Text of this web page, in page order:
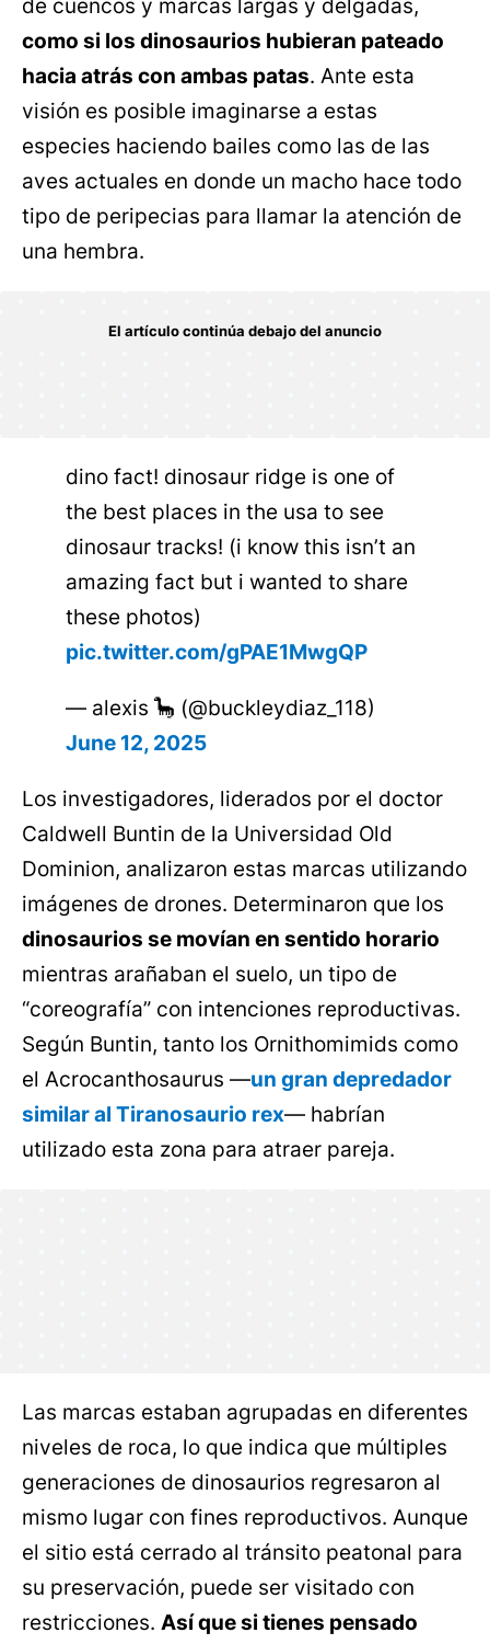
de cuencos y marcas largas y delgadas,
como si los dinosaurios hubieran pateado
hacia atrás con ambas patas. Ante esta
visión es posible imaginarse a estas
especies haciendo bailes como las de las
aves actuales en donde un macho hace todo
tipo de peripecias para llamar la atención de
una hembra.
dino fact! dinosaur ridge is one of
the best places in the usa to see
dinosaur tracks! (i know this isn’t an
amazing fact but i wanted to share
these photos)
pic.twitter.com/gPAE1MwgQP
— alexis 🦕 (@buckleydiaz_118)
June 12, 2025
Los investigadores, liderados por el doctor
Caldwell Buntin de la Universidad Old
Dominion, analizaron estas marcas utilizando
imágenes de drones. Determinaron que los
dinosaurios se movían en sentido horario
mientras arañaban el suelo, un tipo de
“coreografía” con intenciones reproductivas.
Según Buntin, tanto los Ornithomimids como
el Acrocanthosaurus —un gran depredador
similar al Tiranosaurio rex— habrían
utilizado esta zona para atraer pareja.
Las marcas estaban agrupadas en diferentes
niveles de roca, lo que indica que múltiples
generaciones de dinosaurios regresaron al
mismo lugar con fines reproductivos. Aunque
el sitio está cerrado al tránsito peatonal para
su preservación, puede ser visitado con
restricciones. Así que si tienes pensado